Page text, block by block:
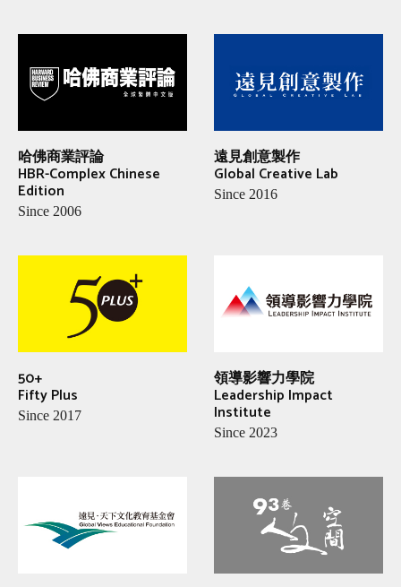
哈佛商業評論
HBR-Complex Chinese
Edition
Since 2006
遠見創意製作
Global Creative Lab
Since 2016
50+
Fifty Plus
Since 2017
領導影響力學院
Leadership Impact
Institute
Since 2023